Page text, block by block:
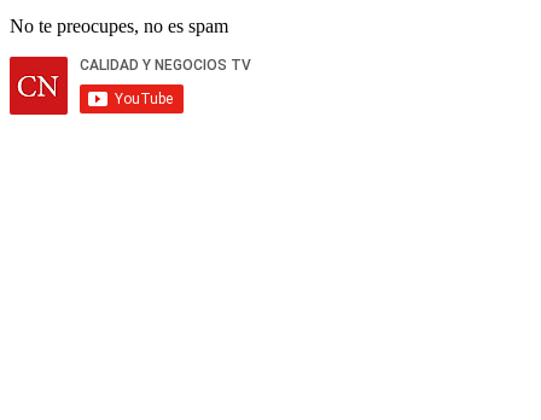
No te preocupes, no es spam